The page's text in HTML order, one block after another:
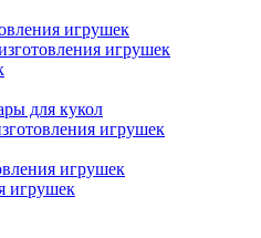
игрушек
игрушек
для кукол
игрушек
игрушек
игрушек